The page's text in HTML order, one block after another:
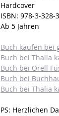
Hardcover
ISBN: 978-3-328-
Ab 5 Jahren
Buch kaufen bei
Buch bei Thalia
Buch bei Orell
Buch bei
Buch bei Thalia
PS: Herzlichen